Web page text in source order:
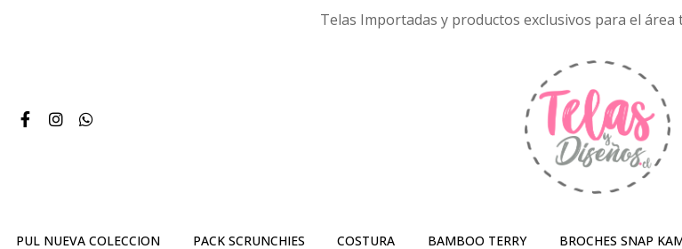
Telas Importadas y productos exclusivos para el área
PUL NUEVA COLECCION PACK SCRUNCHIES COSTURA BAMBOO TERRY BROCHES SNAP